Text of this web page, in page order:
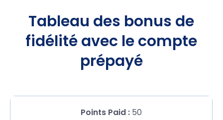
Tableau des bonus de
fidélité avec le compte
prépayé
50